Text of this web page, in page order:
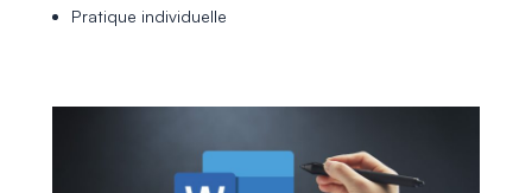
Pratique individuelle